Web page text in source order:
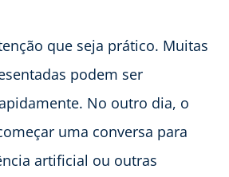
que seja prático. Muitas
podem ser
No outro dia, o
uma conversa para
artificial ou outras